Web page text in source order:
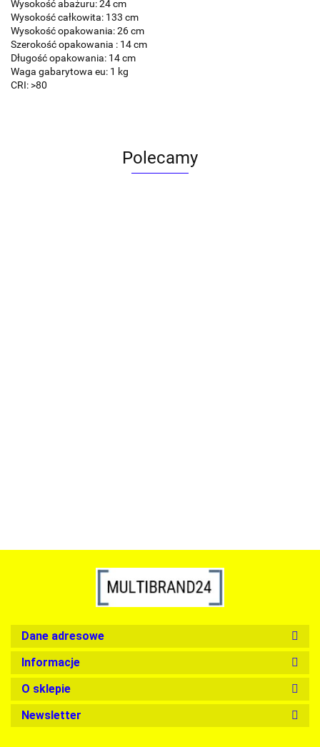
Wysokość abażuru: 24 cm
Wysokość całkowita: 133 cm
Wysokość opakowania: 26 cm
Szerokość opakowania : 14 cm
Długość opakowania: 14 cm
Waga gabarytowa eu: 1 kg
CRI: >80
Polecamy
Dane adresowe
Informacje
O sklepie
Newsletter